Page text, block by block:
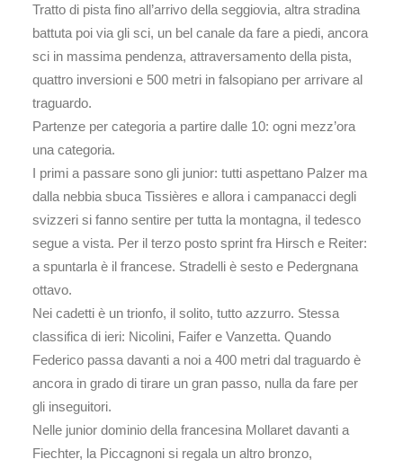
Tratto di pista fino all’arrivo della seggiovia, altra stradina
battuta poi via gli sci, un bel canale da fare a piedi, ancora
sci in massima pendenza, attraversamento della pista,
quattro inversioni e 500 metri in falsopiano per arrivare al
traguardo.
Partenze per categoria a partire dalle 10: ogni mezz’ora
una categoria.
I primi a passare sono gli junior: tutti aspettano Palzer ma
dalla nebbia sbuca Tissières e allora i campanacci degli
svizzeri si fanno sentire per tutta la montagna, il tedesco
segue a vista. Per il terzo posto sprint fra Hirsch e Reiter:
a spuntarla è il francese. Stradelli è sesto e Pedergnana
ottavo.
Nei cadetti è un trionfo, il solito, tutto azzurro. Stessa
classifica di ieri: Nicolini, Faifer e Vanzetta. Quando
Federico passa davanti a noi a 400 metri dal traguardo è
ancora in grado di tirare un gran passo, nulla da fare per
gli inseguitori.
Nelle junior dominio della francesina Mollaret davanti a
Fiechter, la Piccagnoni si regala un altro bronzo,